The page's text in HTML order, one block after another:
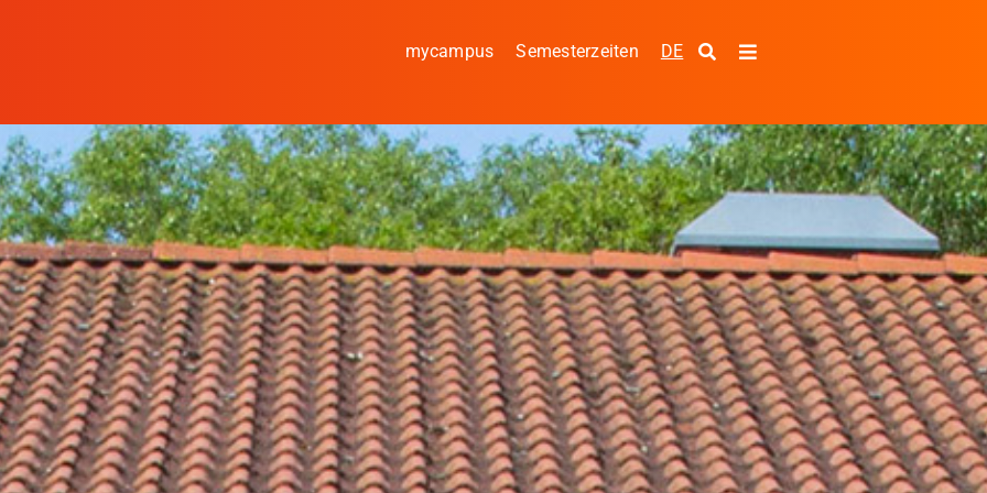
mycampus Semesterzeiten DE
Toggle
Studieren
Forschen
Kooperieren
Hochschule Coburg
Regionalentwicklung
Entdecke die Region
Informationen für …